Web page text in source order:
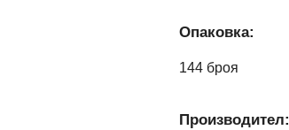
Опаковка:
144 броя
Производител: